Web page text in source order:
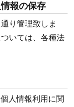
報の保存
り管理致しま
いては、各種法
人情報利用に関